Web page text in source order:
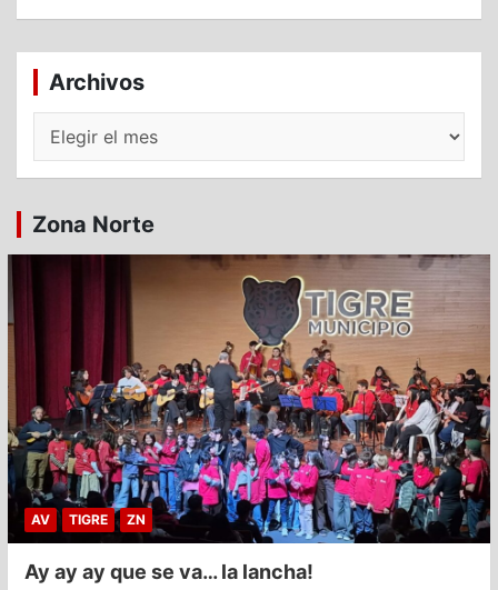
Archivos
Zona Norte
AV TIGRE ZN
Ay ay ay que se va… la lancha!